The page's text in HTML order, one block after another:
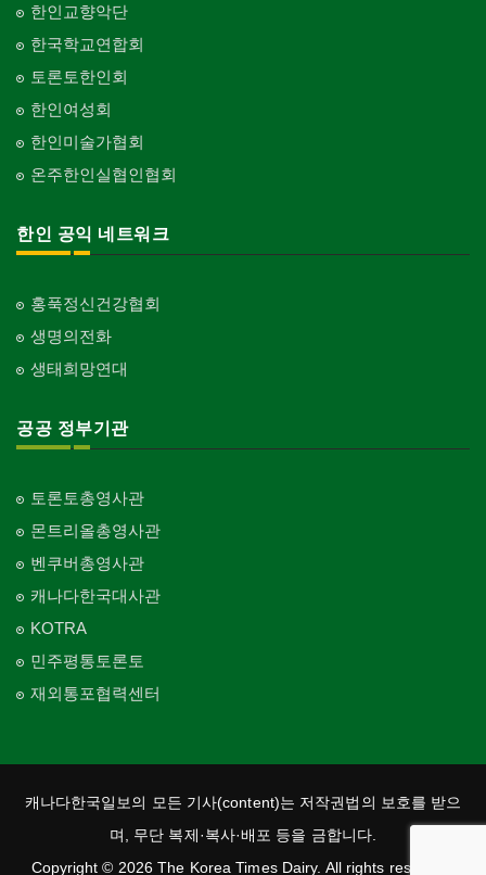
한인교향악단
한국학교연합회
토론토한인회
한인여성회
한인미술가협회
온주한인실협인협회
한인 공익 네트워크
홍푹정신건강협회
생명의전화
생태희망연대
공공 정부기관
토론토총영사관
몬트리올총영사관
벤쿠버총영사관
캐나다한국대사관
KOTRA
민주평통토론토
재외통포협력센터
캐나다한국일보의 모든 기사(content)는 저작권법의 보호를 받으
며, 무단 복제·복사·배포 등을 금합니다.
Copyright © 2026 The Korea Times Dairy. All rights reserved.